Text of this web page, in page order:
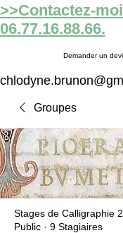
>>Contactez-
06.77.16.88.66.
Demander un
Groupes
Stages de Calligraphie
Public · 9 Stagiaires